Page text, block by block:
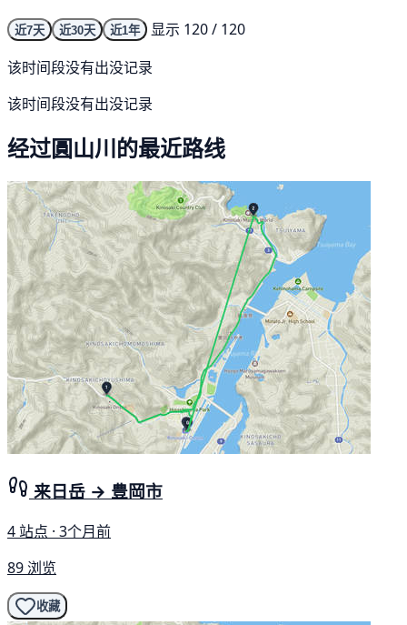
近7天 近30天 近1年
显示 120 / 120
该时间段没有出没记录
该时间段没有出没记录
经过圓山川的最近路线
来日岳 → 豊岡市
4 站点 · 3个月前
89 浏览
收藏